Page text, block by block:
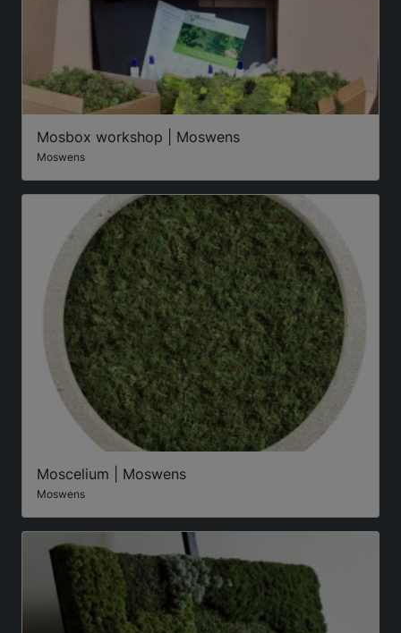
Mosbox workshop | Moswens
Moswens
Moscelium | Moswens
Moswens